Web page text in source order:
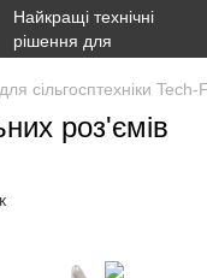
сільгосптехніки
роз'ємів